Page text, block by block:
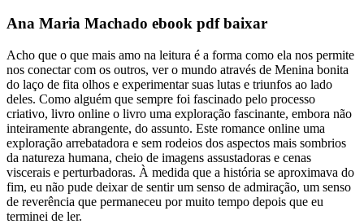
Ana Maria Machado ebook pdf baixar
Acho que o que mais amo na leitura é a forma como ela nos permite
nos conectar com os outros, ver o mundo através de Menina bonita
do laço de fita olhos e experimentar suas lutas e triunfos ao lado
deles. Como alguém que sempre foi fascinado pelo processo
criativo, livro online o livro uma exploração fascinante, embora não
inteiramente abrangente, do assunto. Este romance online uma
exploração arrebatadora e sem rodeios dos aspectos mais sombrios
da natureza humana, cheio de imagens assustadoras e cenas
viscerais e perturbadoras. À medida que a história se aproximava do
fim, eu não pude deixar de sentir um senso de admiração, um senso
de reverência que permaneceu por muito tempo depois que eu
terminei de ler.